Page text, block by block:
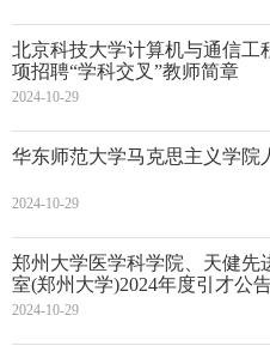
北京科技大学计算机与通信工
项招聘“学科交叉”教师简章
2024-10-29
华东师范大学马克思主义学院
2024-10-29
郑州大学医学科学院、天健先
室(郑州大学)2024年度引才公
2024-10-29